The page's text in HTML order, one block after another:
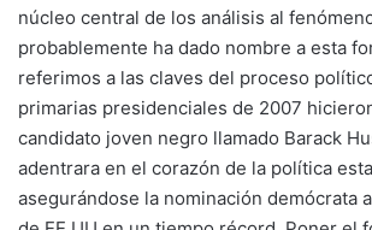
núcleo central de los análisis al
probablemente ha dado nombre a esta
referimos a las claves del proceso
primarias presidenciales de 2007
candidato joven negro llamado Barack
adentrara en el corazón de la política
asegurándose la nominación demócrata